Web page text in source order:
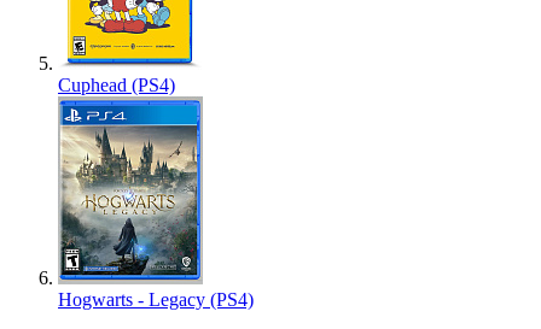
Cuphead (PS4)
Hogwarts - Legacy (PS4)